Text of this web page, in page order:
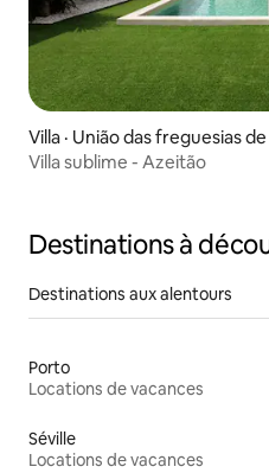
Villa · União das freguesias
nço e São Simão)
Villa sublime - Azeitão
Destinations à
Destinations aux alentours
Porto
Locations de vacances
Séville
Locations de vacances